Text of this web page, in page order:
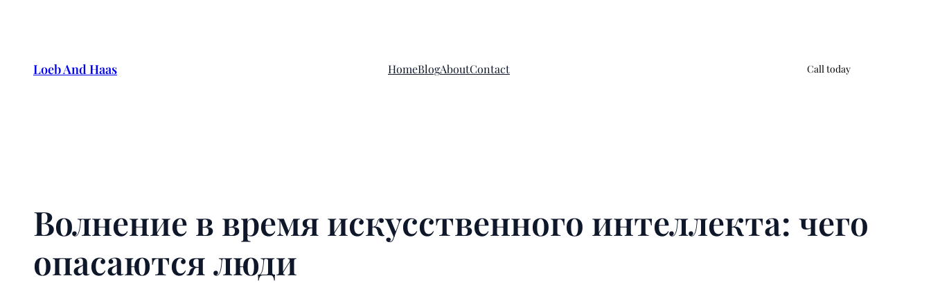
Loeb And Haas HomeBlogAboutContact Call today
Волнение в время искусственного интеллекта: чего
опасаются люди